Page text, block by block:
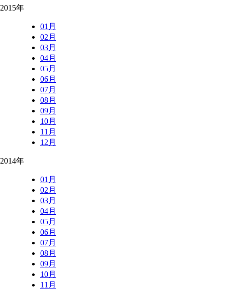
2015年
01月
02月
03月
04月
05月
06月
07月
08月
09月
10月
11月
12月
2014年
01月
02月
03月
04月
05月
06月
07月
08月
09月
10月
11月